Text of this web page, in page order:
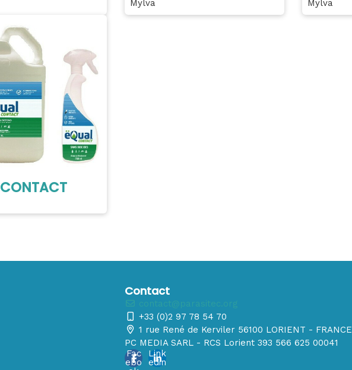
Mylva Mylva
Contact
+33 (0)2 97 78 54 70
1 rue René de Kerviler 56100 LORIENT - FRANCE
PC MEDIA SARL - RCS Lorient 393 566 625 00041
Fac
ebo
Link
edin